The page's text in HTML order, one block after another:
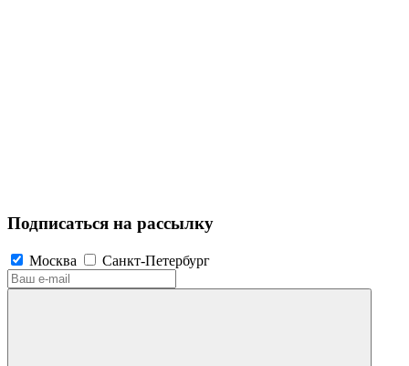
Подписаться на рассылку
Москва Санкт-Петербург